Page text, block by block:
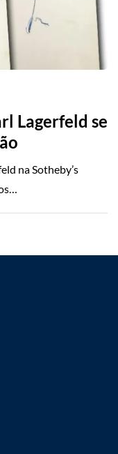
Lagerfeld se
na Sotheby’s